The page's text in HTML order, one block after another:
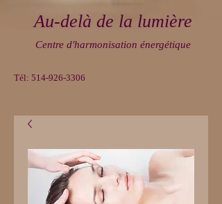
Au-delà de la lumière
Centre d'harmonisation énergétique
Tél: 514-926-3306